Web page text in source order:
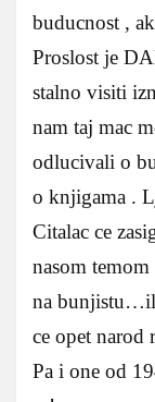
buducnost ,
Proslost je
stalno visiti
nam taj mac
odlucivali o
o knjigama .
Citalac ce
nasom
na
ce opet narod
Pa i one od